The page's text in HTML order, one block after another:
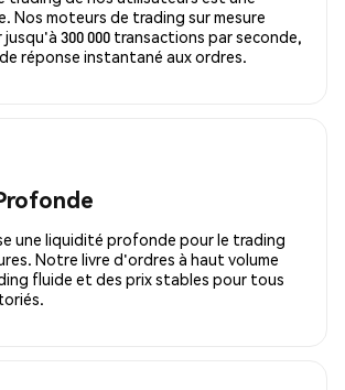
Nos moteurs de trading sur mesure
300 000 transactions par seconde,
réponse instantané aux ordres.
une liquidité profonde pour le trading
Notre livre d'ordres à haut volume
fluide et des prix stables pour tous